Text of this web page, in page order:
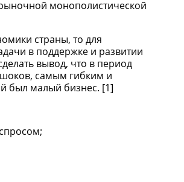
монополистической
страны, то для
в поддержке и развитии
вывод, что в период
самым гибким и
был малый бизнес. [1]